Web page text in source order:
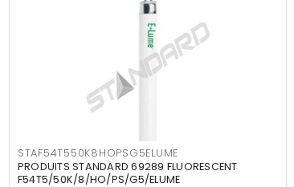
STAF54T550K8HOPSG5ELUME
PRODUITS STANDARD 69289 FLUORESCENT
F54T5/50K/8/HO/PS/G5/ELUME